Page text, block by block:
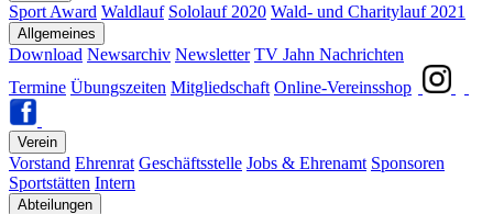
Sport Award Waldlauf Sololauf 2020 Wald- und Charitylauf 2021
Allgemeines
Download Newsarchiv Newsletter TV Jahn Nachrichten
Termine Übungszeiten Mitgliedschaft Online-Vereinsshop
Verein
Vorstand Ehrenrat Geschäftsstelle Jobs & Ehrenamt Sponsoren
Sportstätten Intern
Abteilungen